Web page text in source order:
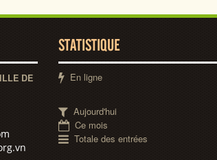
DE
STATISTIQUE
En ligne
Aujourd'hui
Ce mois
Totale des entrées